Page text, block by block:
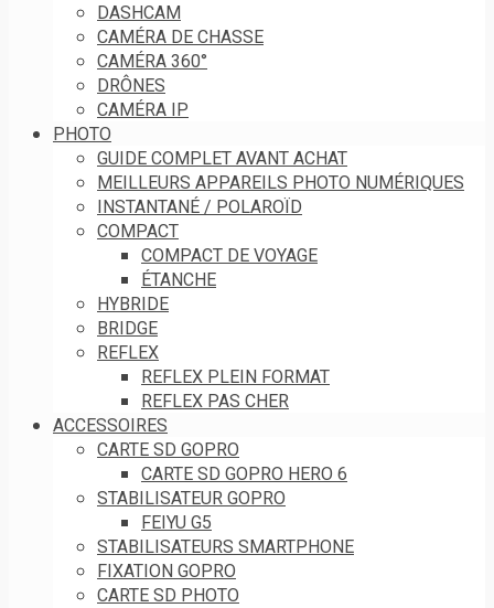
DASHCAM
CAMÉRA DE CHASSE
CAMÉRA 360°
DRÔNES
CAMÉRA IP
PHOTO
GUIDE COMPLET AVANT ACHAT
MEILLEURS APPAREILS PHOTO NUMÉRIQUES
INSTANTANÉ / POLAROÏD
COMPACT
COMPACT DE VOYAGE
ÉTANCHE
HYBRIDE
BRIDGE
REFLEX
REFLEX PLEIN FORMAT
REFLEX PAS CHER
ACCESSOIRES
CARTE SD GOPRO
CARTE SD GOPRO HERO 6
STABILISATEUR GOPRO
FEIYU G5
STABILISATEURS SMARTPHONE
FIXATION GOPRO
CARTE SD PHOTO